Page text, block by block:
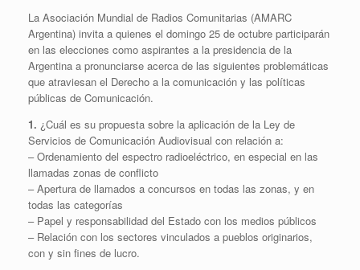
La Asociación Mundial de Radios Comunitarias (AMARC
Argentina) invita a quienes el domingo 25 de octubre participarán
en las elecciones como aspirantes a la presidencia de la
Argentina a pronunciarse acerca de las siguientes problemáticas
que atraviesan el Derecho a la comunicación y las políticas
públicas de Comunicación.
1. ¿Cuál es su propuesta sobre la aplicación de la Ley de
Servicios de Comunicación Audiovisual con relación a:
– Ordenamiento del espectro radioeléctrico, en especial en las
llamadas zonas de conflicto
– Apertura de llamados a concursos en todas las zonas, y en
todas las categorías
– Papel y responsabilidad del Estado con los medios públicos
– Relación con los sectores vinculados a pueblos originarios,
con y sin fines de lucro.